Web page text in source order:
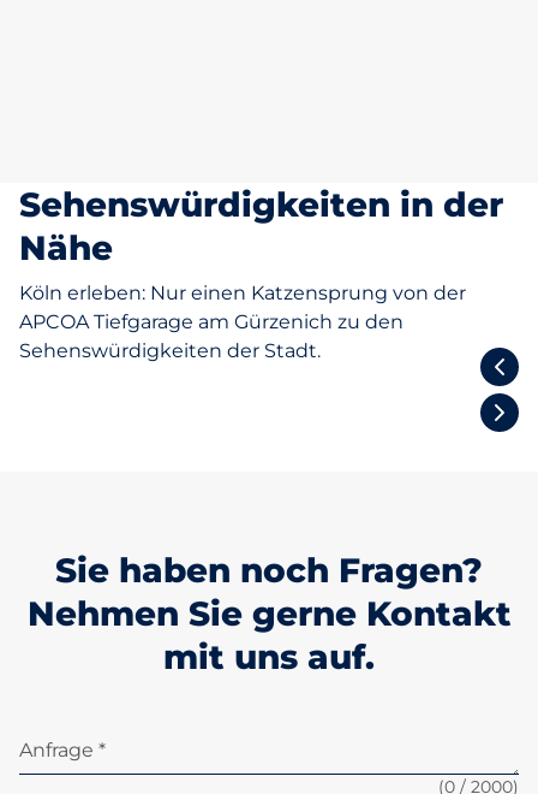
Sehenswürdigkeiten in der
Nähe
Köln erleben: Nur einen Katzensprung von der
APCOA Tiefgarage am Gürzenich zu den
Sehenswürdigkeiten der Stadt.
Groß St. Martin
Sie haben noch Fragen?
Nehmen Sie gerne Kontakt
mit uns auf.
Anfrage *
(0 / 2000)